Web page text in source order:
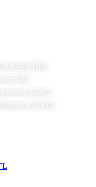
(B1)
(FCE)
(CAE)
(CPE)